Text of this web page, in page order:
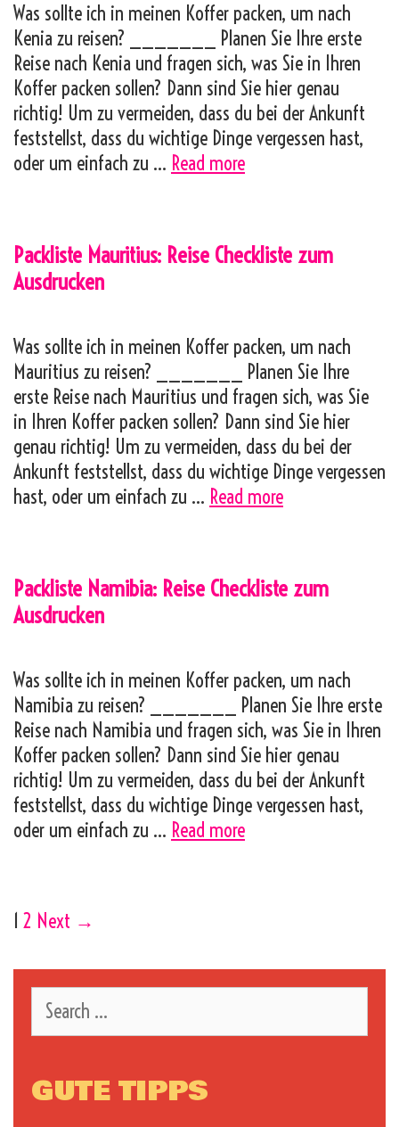
Was sollte ich in meinen Koffer packen, um nach
Kenia zu reisen? _______ Planen Sie Ihre erste
Reise nach Kenia und fragen sich, was Sie in Ihren
Koffer packen sollen? Dann sind Sie hier genau
richtig! Um zu vermeiden, dass du bei der Ankunft
feststellst, dass du wichtige Dinge vergessen hast,
oder um einfach zu … Read morePackliste
zum
Packliste Mauritius: Reise Checkliste zum
Ausdrucken
Was sollte ich in meinen Koffer packen, um nach
Mauritius zu reisen? _______ Planen Sie Ihre
erste Reise nach Mauritius und fragen sich, was Sie
in Ihren Koffer packen sollen? Dann sind Sie hier
genau richtig! Um zu vermeiden, dass du bei der
Ankunft feststellst, dass du wichtige Dinge vergessen
hast, oder um einfach zu … Read morePackliste
zum
Packliste Namibia: Reise Checkliste zum
Ausdrucken
Was sollte ich in meinen Koffer packen, um nach
Namibia zu reisen? _______ Planen Sie Ihre erste
Reise nach Namibia und fragen sich, was Sie in Ihren
Koffer packen sollen? Dann sind Sie hier genau
richtig! Um zu vermeiden, dass du bei der Ankunft
feststellst, dass du wichtige Dinge vergessen hast,
oder um einfach zu … Read morePackliste
Post
1 2 Next →
for:
GUTE TIPPS